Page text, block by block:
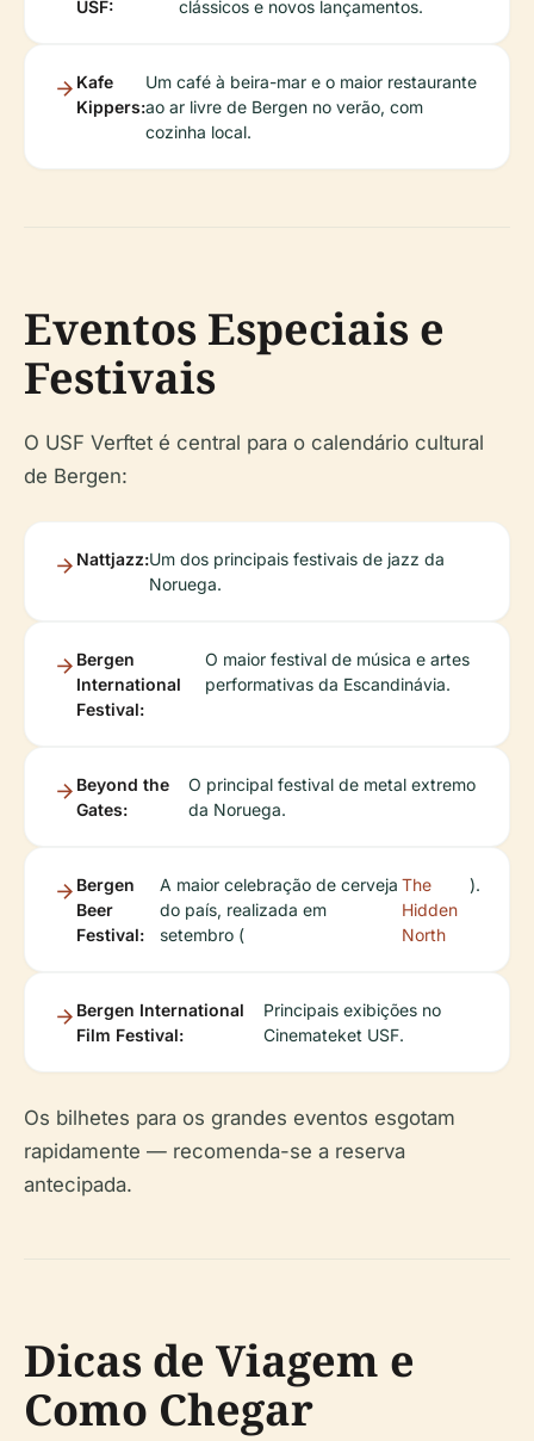
USF: clássicos e novos lançamentos.
Kafe
Kippers:
Um café à beira-mar e o maior restaurante
ao ar livre de Bergen no verão, com
cozinha local.
Eventos Especiais e
Festivais
O USF Verftet é central para o calendário cultural
de Bergen:
Nattjazz:Um dos principais festivais de jazz da
Noruega.
Bergen
International
Festival:
O maior festival de música e artes
performativas da Escandinávia.
Beyond the
Gates:
O principal festival de metal extremo
da Noruega.
Bergen
Beer
Festival:
A maior celebração de cerveja
do país, realizada em
setembro (
The
Hidden
North
).
Bergen International
Film Festival:
Principais exibições no
Cinemateket USF.
Os bilhetes para os grandes eventos esgotam
rapidamente — recomenda-se a reserva
antecipada.
Dicas de Viagem e
Como Chegar